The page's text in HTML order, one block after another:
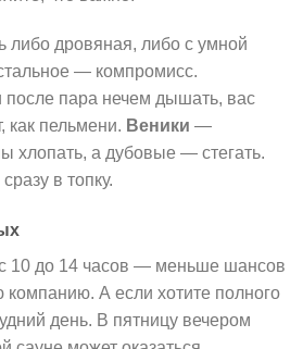
дровяная, либо с умной
— компромисс.
пара нечем дышать, вас
как пельмени. Веники —
хлопать, а дубовые — стегать.
в топку.
10 до 14 часов — меньше шансов
компанию. А если хотите полного
день. В пятницу вечером